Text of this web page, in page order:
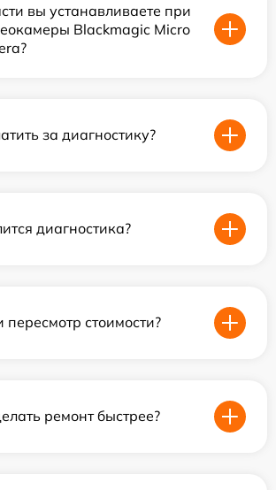
вы устанавливаете при
Blackmagic Micro
за диагностику?
диагностика?
стоимости?
ремонт быстрее?